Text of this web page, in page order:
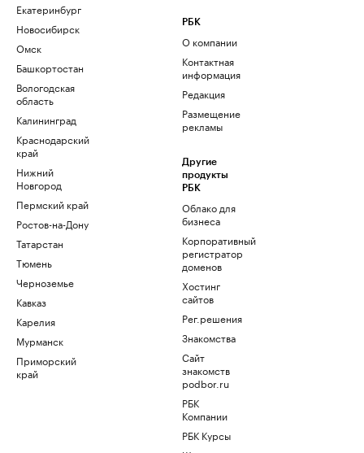
Екатеринбург
Новосибирск
Омск
Башкортостан
Вологодская
область
Калининград
Краснодарский
край
Нижний
Новгород
Пермский край
Ростов-на-Дону
Татарстан
Тюмень
Черноземье
Кавказ
Карелия
Мурманск
Приморский
край
РБК
О компании
Контактная
информация
Редакция
Размещение
рекламы
Другие
продукты
РБК
Облако для
бизнеса
Корпоративный
регистратор
доменов
Хостинг
сайтов
Рег.решения
Знакомства
Сайт
знакомств
podbor.ru
РБК
Компании
РБК Курсы